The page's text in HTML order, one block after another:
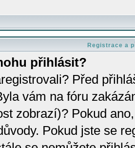
Registrace a
přihlásit?
Před
vám na fóru
zobrazí)? Pokud
Pokud jste se